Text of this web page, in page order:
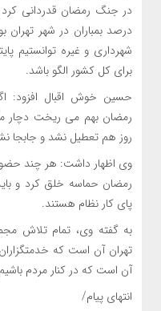
درصد بمباران در شهر تهران
شهرداری و غیره توانستیم
برای کل کشور الگو باشد.
حسین خوش اقبال افزود:
رمضان بهم می ریخت دچار
روز هم تعطیل نشد و جابجا
وی اظهار داشت: هر چند
رمضان حماسه خلق کرد و
پای کار نظام هستند.
به گفته وی، تمام تلاش
تهران آن است که
آن است که در کنار مردم
انتهای پیام/